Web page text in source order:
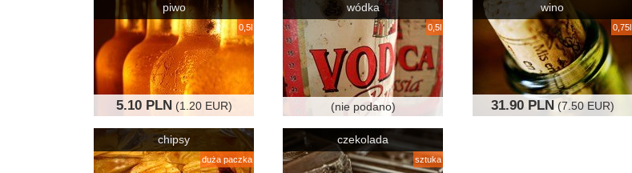
piwo
0,5l
5.10 PLN (1.20 EUR)
wódka
0,5l
(nie podano)
wino
0,75l
31.90 PLN (7.50 EUR)
chipsy
duża paczka
czekolada
sztuka